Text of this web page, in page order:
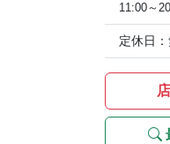
11:00～
定休日